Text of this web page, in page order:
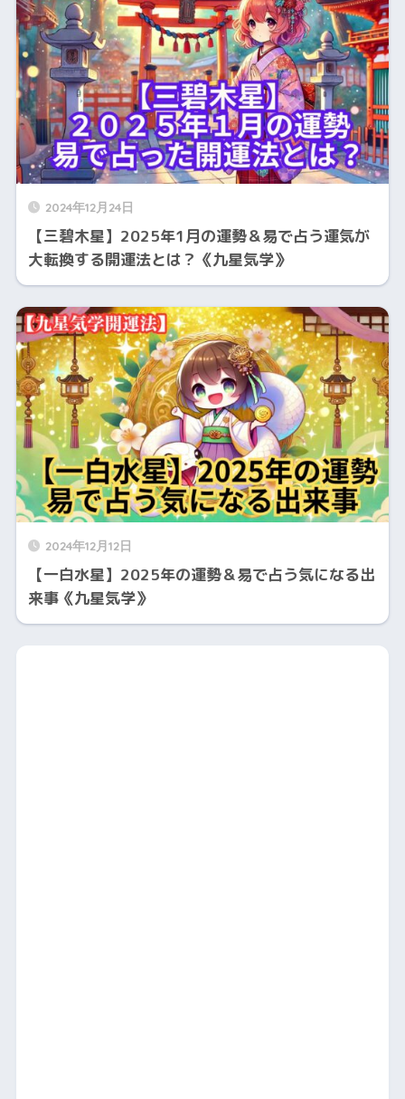
2024年12月24日
【三碧木星】2025年1月の運勢＆易で占う運気が
大転換する開運法とは？《九星気学》
2024年12月12日
【一白水星】2025年の運勢＆易で占う気になる出
来事《九星気学》